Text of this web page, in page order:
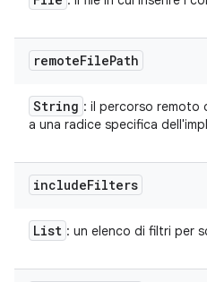
remoteFilePath
String : il percorso remoto
a una radice specifica
includeFilters
List : un elenco di filtri per